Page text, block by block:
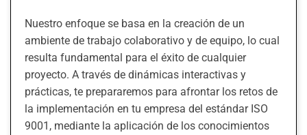
Nuestro enfoque se basa en la creación de un
ambiente de trabajo colaborativo y de equipo, lo cual
resulta fundamental para el éxito de cualquier
proyecto. A través de dinámicas interactivas y
prácticas, te prepararemos para afrontar los retos de
la implementación en tu empresa del estándar ISO
9001, mediante la aplicación de los conocimientos